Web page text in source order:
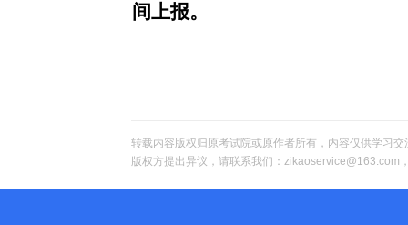
间上报。
转载内容版权归原考试院或原作者所有，内容仅供学习
版权方提出异议，请联系我们：zikaoservice@163.com